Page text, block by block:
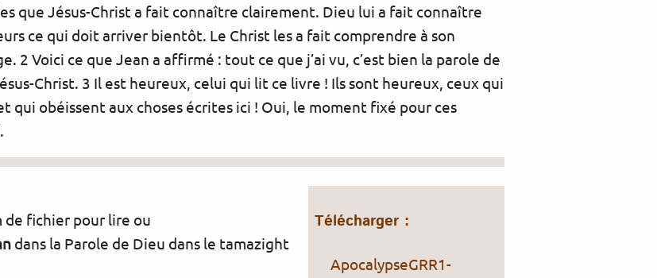
que Jésus-Christ a fait connaître clairement. Dieu lui a fait connaître
ce qui doit arriver bientôt. Le Christ les a fait comprendre à son
2 Voici ce que Jean a affirmé : tout ce que j’ai vu, c’est bien la parole de
Christ. 3 Il est heureux, celui qui lit ce livre ! Ils sont heureux, ceux qui
qui obéissent aux choses écrites ici ! Oui, le moment fixé pour ces
de fichier pour lire ou
dans la Parole de Dieu dans le tamazight
Télécharger :
ApocalypseGRR1-